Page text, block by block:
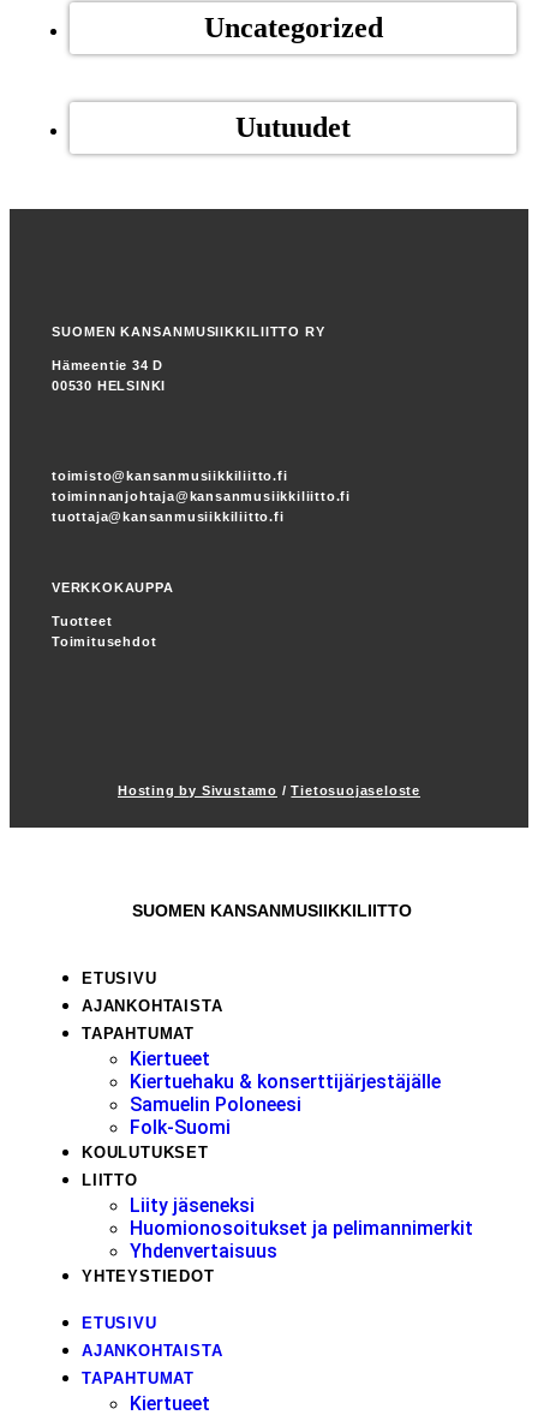
Uncategorized
Uutuudet
SUOMEN KANSANMUSIIKKILIITTO RY
Hämeentie 34 D
00530 HELSINKI
toimisto@kansanmusiikkiliitto.fi
toiminnanjohtaja@kansanmusiikkiliitto.fi
tuottaja@kansanmusiikkiliitto.fi
VERKKOKAUPPA
Tuotteet
Toimitusehdot
Hosting by Sivustamo /Tietosuojaseloste
SUOMEN KANSANMUSIIKKILIITTO
ETUSIVU
AJANKOHTAISTA
TAPAHTUMAT
Kiertueet
Kiertuehaku & konserttijärjestäjälle
Samuelin Poloneesi
Folk-Suomi
KOULUTUKSET
LIITTO
Liity jäseneksi
Huomionosoitukset ja pelimannimerkit
Yhdenvertaisuus
YHTEYSTIEDOT
ETUSIVU
AJANKOHTAISTA
TAPAHTUMAT
Kiertueet